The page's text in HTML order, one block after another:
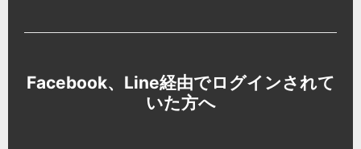
Facebook、Line経由でログインされて
いた方へ